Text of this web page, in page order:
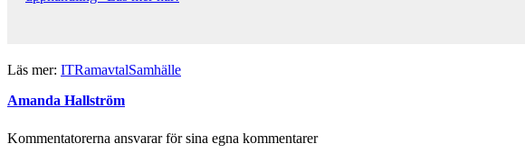
Läs mer: ITRamavtalSamhälle
Amanda Hallström
Kommentatorerna ansvarar för sina egna kommentarer